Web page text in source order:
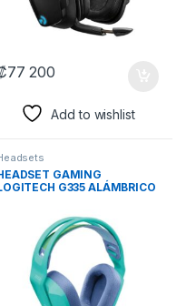
77 200
Add to wishlist
GAMING
G335 ALÁMBRICO